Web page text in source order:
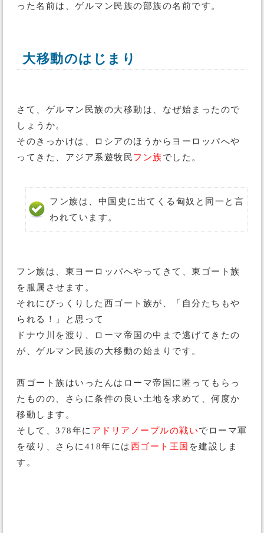
った名前は、ゲルマン民族の部族の名前です。
大移動のはじまり
さて、ゲルマン民族の大移動は、なぜ始まったので
しょうか。
そのきっかけは、ロシアのほうからヨーロッパへや
ってきた、アジア系遊牧民フン族でした。
フン族は、中国史に出てくる匈奴と同一と言
われています。
フン族は、東ヨーロッパへやってきて、東ゴート族
を服属させます。
それにびっくりした西ゴート族が、「自分たちもや
られる！」と思って
ドナウ川を渡り、ローマ帝国の中まで逃げてきたの
が、ゲルマン民族の大移動の始まりです。
西ゴート族はいったんはローマ帝国に匿ってもらっ
たものの、さらに条件の良い土地を求めて、何度か
移動します。
そして、378年に アドリアノープルの戦いでローマ軍
を破り、さらに418年には西ゴート王国 を建設しま
す。